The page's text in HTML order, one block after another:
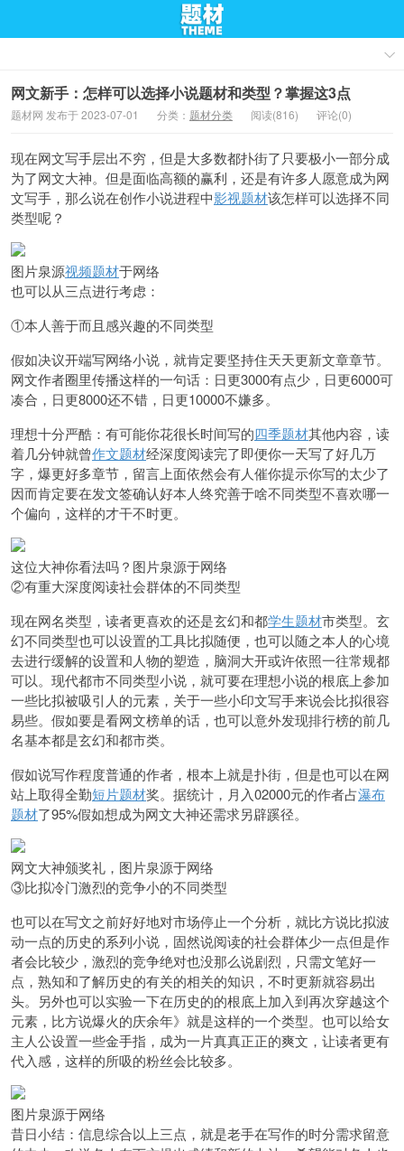
网文新手：怎样可以选择小说题材和类型？掌握这3点
题材网 发布于 2023-07-01 分类： 题材分类 阅读(816) 评论(0)
现在网文写手层出不穷，但是大多数都扑街了只要极小一部分成
为了网文大神。但是面临高额的赢利，还是有许多人愿意成为网
文写手，那么说在创作小说进程中影视题材该怎样可以选择不同
类型呢？
图片泉源视频题材于网络
也可以从三点进行考虑：
①本人善于而且感兴趣的不同类型
假如决议开端写网络小说，就肯定要坚持住天天更新文章章节。
网文作者圈里传播这样的一句话：日更3000有点少，日更6000可
凑合，日更8000还不错，日更10000不嫌多。
理想十分严酷：有可能你花很长时间写的四季题材其他内容，读
着几分钟就曾作文题材经深度阅读完了即便你一天写了好几万
字，爆更好多章节，留言上面依然会有人催你提示你写的太少了
因而肯定要在发文签确认好本人终究善于啥不同类型不喜欢哪一
个偏向，这样的才干不时更。
这位大神你看法吗？图片泉源于网络
②有重大深度阅读社会群体的不同类型
现在网名类型，读者更喜欢的还是玄幻和都学生题材市类型。玄
幻不同类型也可以设置的工具比拟随便，也可以随之本人的心境
去进行缓解的设置和人物的塑造，脑洞大开或许依照一往常规都
可以。现代都市不同类型小说，就可要在理想小说的根底上参加
一些比拟被吸引人的元素，关于一些小印文写手来说会比拟很容
易些。假如要是看网文榜单的话，也可以意外发现排行榜的前几
名基本都是玄幻和都市类。
假如说写作程度普通的作者，根本上就是扑街，但是也可以在网
站上取得全勤短片题材奖。据统计，月入02000元的作者占瀑布
题材了95%假如想成为网文大神还需求另辟蹊径。
网文大神颁奖礼，图片泉源于网络
③比拟冷门激烈的竞争小的不同类型
也可以在写文之前好好地对市场停止一个分析，就比方说比拟波
动一点的历史的系列小说，固然说阅读的社会群体少一点但是作
者会比较少，激烈的竞争绝对也没那么说剧烈，只需文笔好一
点，熟知和了解历史的有关的相关的知识，不时更新就容易出
头。另外也可以实验一下在历史的的根底上加入到再次穿越这个
元素，比方说爆火的庆余年》就是这样的一个类型。也可以给女
主人公设置一些金手指，成为一片真真正正的爽文，让读者更有
代入感，这样的所吸的粉丝会比较多。
图片泉源于网络
昔日小结：信息综合以上三点，就是老手在写作的时分需求留意